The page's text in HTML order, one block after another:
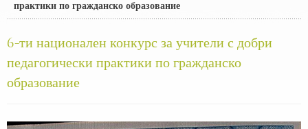
практики по гражданско образование
6-ти национален конкурс за учители с добри
педагогически практики по гражданско
образование